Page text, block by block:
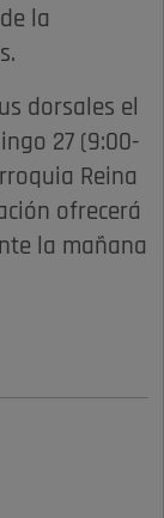
la
dorsales el
27 (9:00-
Reina
ofrecerá
la mañana